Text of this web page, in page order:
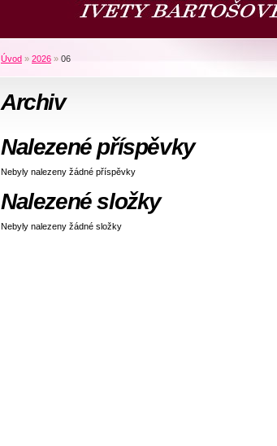
Úvod » 2026 » 06
Archiv
Nalezené příspěvky
Nebyly nalezeny žádné příspěvky
Nalezené složky
Nebyly nalezeny žádné složky